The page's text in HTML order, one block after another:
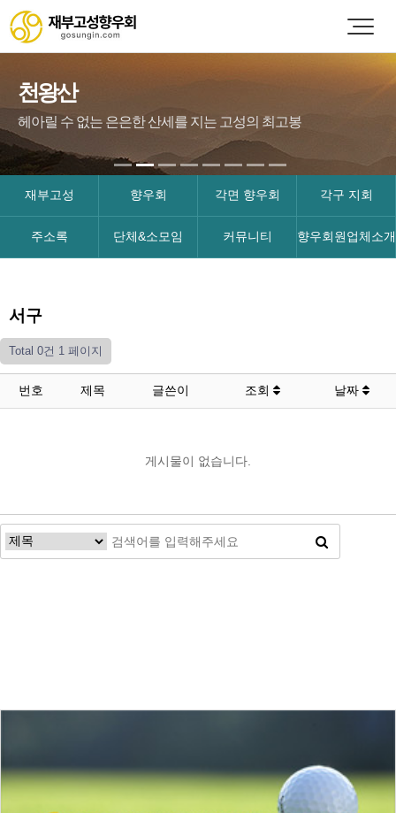
천왕산
헤아릴 수 없는 은은한 산세를 지는 고성의 최고봉
재부고성 향우회 각면 향우회 각구 지회
주소록 단체&소모임 커뮤니티 향우회원업체소개
서구
Total 0건 1 페이지
번호 제목 글쓴이 조회 날짜
게시물이 없습니다.